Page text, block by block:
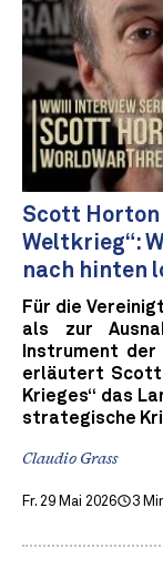
Scott Horton
Weltkrieg“:
nach hinten
Für die
als zur
Instrument
erläutert Scott
Krieges“ das
strategische
Claudio Grass
Fr. 29 Mai 2026 3